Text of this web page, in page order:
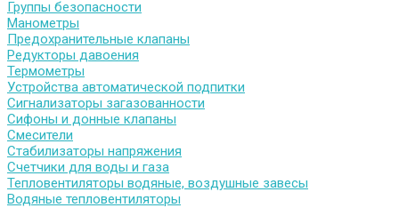
Группы безопасности
Манометры
Предохранительные клапаны
Редукторы давоения
Термометры
Устройства автоматической подпитки
Сигнализаторы загазованности
Сифоны и донные клапаны
Смесители
Стабилизаторы напряжения
Счетчики для воды и газа
Тепловентиляторы водяные, воздушные завесы
Водяные тепловентиляторы